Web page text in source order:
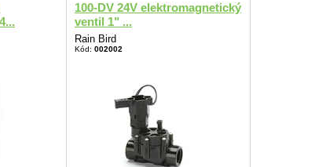
100-DV 24V elektromagnetický
ventil 1" ...
Rain Bird
Kód: 002002